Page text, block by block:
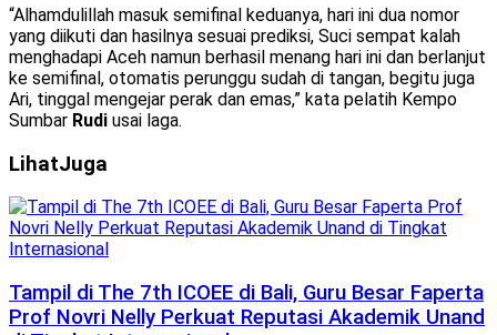
“Alhamdulillah masuk semifinal keduanya, hari ini dua nomor
yang diikuti dan hasilnya sesuai prediksi, Suci sempat kalah
menghadapi Aceh namun berhasil menang hari ini dan berlanjut
ke semifinal, otomatis perunggu sudah di tangan, begitu juga
Ari, tinggal mengejar perak dan emas,” kata pelatih Kempo
Sumbar Rudi usai laga.
LihatJuga
Tampil di The 7th ICOEE di Bali, Guru Besar Faperta
Prof Novri Nelly Perkuat Reputasi Akademik Unand